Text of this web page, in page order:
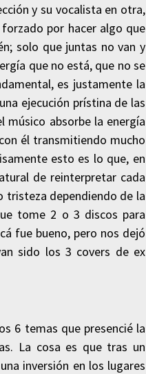
y su vocalista en otra,
por hacer algo que
solo que juntas no van y
que no está, que no se
es justamente la
ejecución prístina de las
músico absorbe la energía
él transmitiendo mucho
esto es lo que, en
de reinterpretar cada
tristeza dependiendo de la
tome 2 o 3 discos para
fue bueno, pero nos dejó
sido los 3 covers de ex
6 temas que presencié la
La cosa es que tras un
inversión en los lugares